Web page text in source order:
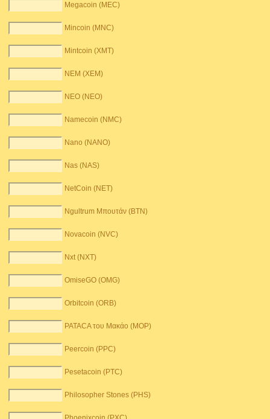
Megacoin (MEC)
Mincoin (MNC)
Mintcoin (XMT)
NEM (XEM)
NEO (NEO)
Namecoin (NMC)
Nano (NANO)
Nas (NAS)
NetCoin (NET)
Ngultrum Μπουτάν (BTN)
Novacoin (NVC)
Nxt (NXT)
OmiseGO (OMG)
Orbitcoin (ORB)
PATACA του Μακάο (MOP)
Peercoin (PPC)
Pesetacoin (PTC)
Philosopher Stones (PHS)